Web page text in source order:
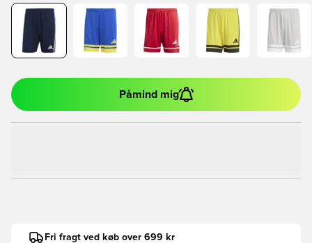
Påmind mig
Fri fragt ved køb over 699 kr